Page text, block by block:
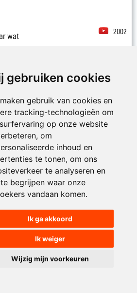
gebruiken cookies
gebruik van cookies en
tracking-technologieën om
op onze website
om
inhoud en
te tonen, om ons
te analyseren en
begrijpen waar onze
vandaan komen.
Ik ga akkoord
Ik weiger
Wijzig mijn voorkeuren
wat
2002
vriend
je graag